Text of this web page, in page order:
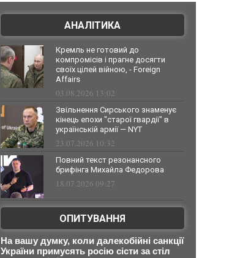
АНАЛІТИКА
Кремль не готовий до
компромісів і прагне досягти
своїх цілей війною, - Foreign
Affairs
03.08.2026 13:02
Звільнення Сирського знаменує
кінець епохи "старої гвардії" в
українській армії — NYT
23.07.2026 10:32
Повний текст резонансного
брифінга Михайла Федорова
18.07.2026 09:27
ОПИТУВАННЯ
На вашу думку, коли далекобійні санкції
України примусять росію сісти за стіл